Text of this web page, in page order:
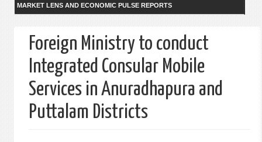
MARKET LENS AND ECONOMIC PULSE REPORTS
Foreign Ministry to conduct
Integrated Consular Mobile
Services in Anuradhapura and
Puttalam Districts